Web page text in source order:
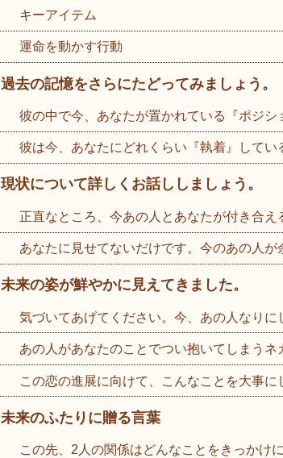
キーアイテム
運命を動かす行動
過去の記憶をさらにたどってみましょう。
彼の中で今、あなたが置かれている『ポジシ
彼は今、あなたにどれくらい『執着』してい
現状について詳しくお話ししましょう。
正直なところ、今あの人とあなたが付き合え
あなたに見せてないだけです。今のあの人が
未来の姿が鮮やかに見えてきました。
気づいてあげてください。今、あの人なりに
あの人があなたのことでつい抱いてしまうネ
この恋の進展に向けて、こんなことを大事に
未来のふたりに贈る言葉
この先、2人の関係はどんなことをきっかけ